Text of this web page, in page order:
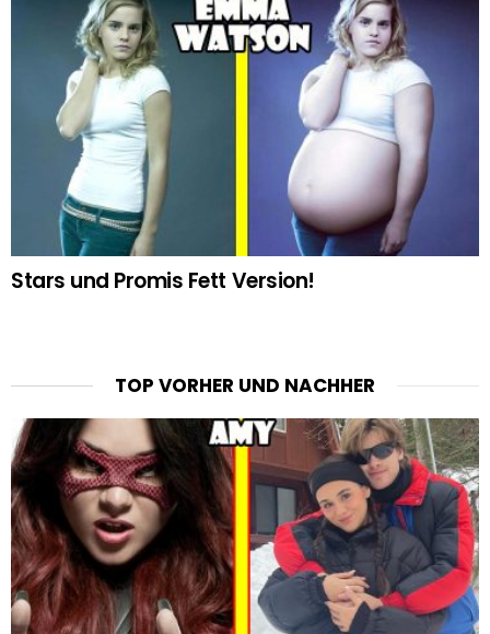
Stars und Promis Fett Version!
TOP VORHER UND NACHHER